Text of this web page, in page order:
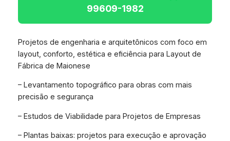
99609-1982
Projetos de engenharia e arquitetônicos com foco em
layout, conforto, estética e eficiência para Layout de
Fábrica de Maionese
– Levantamento topográfico para obras com mais
precisão e segurança
– Estudos de Viabilidade para Projetos de Empresas
– Plantas baixas: projetos para execução e aprovação